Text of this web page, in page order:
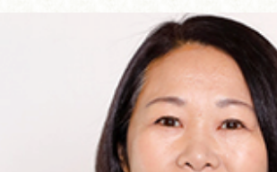
使用料・お支払い方法
講演会付き料理教室